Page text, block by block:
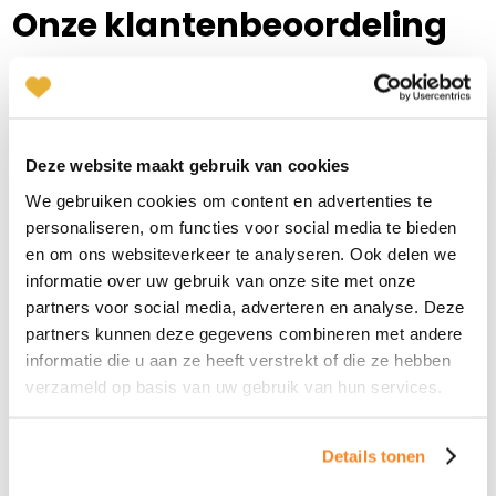
Deze website maakt gebruik van cookies
We gebruiken cookies om content en advertenties te
personaliseren, om functies voor social media te bieden
en om ons websiteverkeer te analyseren. Ook delen we
informatie over uw gebruik van onze site met onze
partners voor social media, adverteren en analyse. Deze
partners kunnen deze gegevens combineren met andere
informatie die u aan ze heeft verstrekt of die ze hebben
verzameld op basis van uw gebruik van hun services.
Details tonen
Onze klantenbeoordeling
Benieuwd naar de ervaringen met onze methode? Uiteraard
vertellen wij je graag alles, maar onze gebruikers kunnen dat
Zakelijk, maar ook
persoonlijk
"Niki kwam bij mij in 1e instantie
vriendelijk over. Dit heb ik zeer
gewaardeerd. Tijdens het gesprek, wat
gedachten. Dit heeft zeker te maken met
"Het
van
Plan kennismaking
Alice van 't Hof
Amersfoort
033-2022017 | email
Plan kennismaking